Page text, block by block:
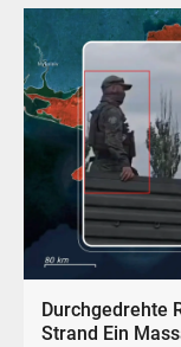
Durchgedrehte
Strand Ein